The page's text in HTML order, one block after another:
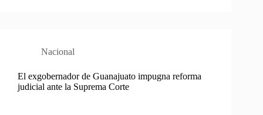
Nacional
El exgobernador de Guanajuato impugna reforma
judicial ante la Suprema Corte